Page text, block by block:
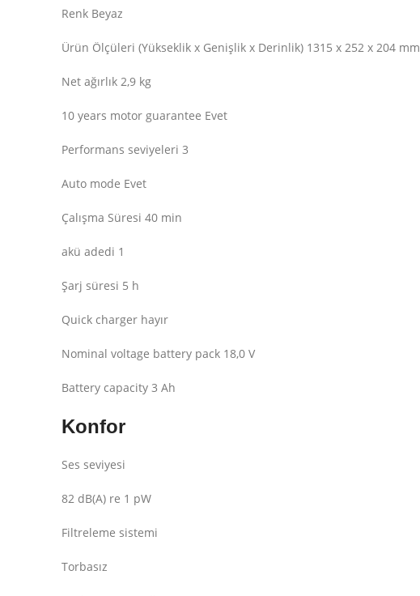
Renk Beyaz
Ürün Ölçüleri (Yükseklik x Genişlik x Derinlik) 1315 x 252 x 204 mm
Net ağırlık 2,9 kg
10 years motor guarantee Evet
Performans seviyeleri 3
Auto mode Evet
Çalışma Süresi 40 min
akü adedi 1
Şarj süresi 5 h
Quick charger hayır
Nominal voltage battery pack 18,0 V
Battery capacity 3 Ah
Konfor
Ses seviyesi
82 dB(A) re 1 pW
Filtreleme sistemi
Torbasız